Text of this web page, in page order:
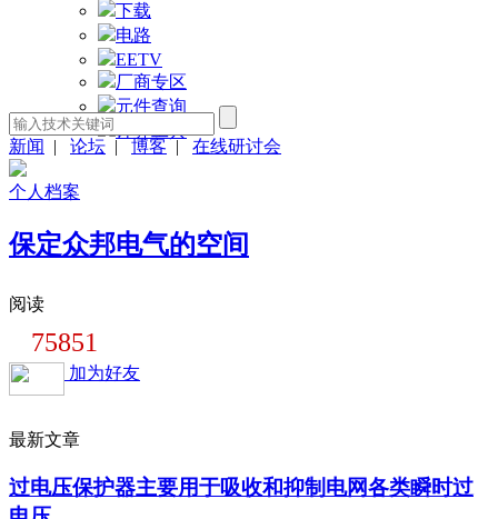
下载
电路
EETV
厂商专区
元件查询
计算工具
新闻
| 论坛 | 博客 | 在线研讨会
个人档案
保定众邦电气的空间
阅读
75851
加为好友
最新文章
过电压保护器主要用于吸收和抑制电网各类瞬时过